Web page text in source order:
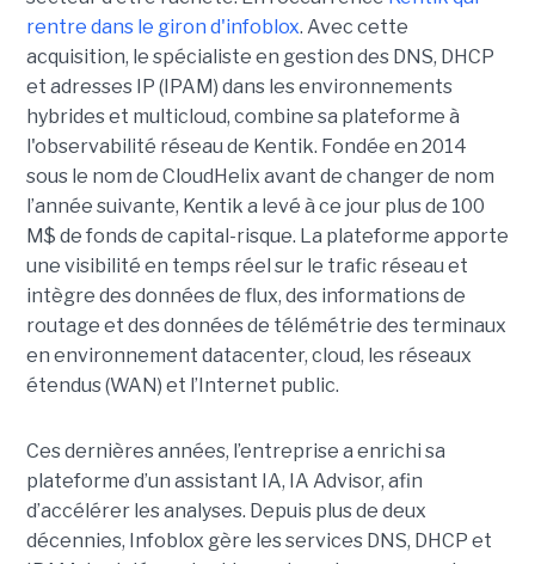
rentre dans le giron d'infoblox. Avec cette
acquisition, le spécialiste en gestion des DNS, DHCP
et adresses IP (IPAM) dans les environnements
hybrides et multicloud, combine sa plateforme à
l'observabilité réseau de Kentik. Fondée en 2014
sous le nom de CloudHelix avant de changer de nom
l’année suivante, Kentik a levé à ce jour plus de 100
M$ de fonds de capital-risque. La plateforme apporte
une visibilité en temps réel sur le trafic réseau et
intègre des données de flux, des informations de
routage et des données de télémétrie des terminaux
en environnement datacenter, cloud, les réseaux
étendus (WAN) et l’Internet public.
Ces dernières années, l’entreprise a enrichi sa
plateforme d’un assistant IA, IA Advisor, afin
d’accélérer les analyses. Depuis plus de deux
décennies, Infoblox gère les services DNS, DHCP et